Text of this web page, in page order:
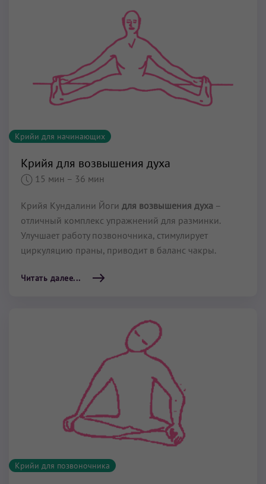
Крийи для начинающих
Крийя для возвышения духа
15 мин – 36 мин
Крийя Кундалини Йоги для возвышения духа –
отличный комплекс упражнений для разминки.
Улучшает работу позвоночника, стимулирует
циркуляцию праны, приводит в баланс чакры.
Читать далее...
Крийи для позвоночника